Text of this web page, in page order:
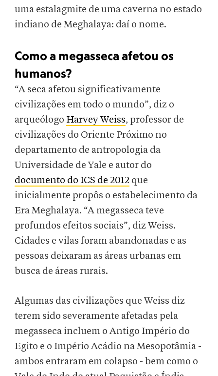
uma estalagmite de uma caverna no estado
indiano de Meghalaya: daí o nome.
Como a megasseca afetou os
humanos?
“A seca afetou significativamente
civilizações em todo o mundo”, diz o
arqueólogo Harvey Weiss, professor de
civilizações do Oriente Próximo no
departamento de antropologia da
Universidade de Yale e autor do
documento do ICS de 2012 que
inicialmente propôs o estabelecimento da
Era Meghalaya. “A megasseca teve
profundos efeitos sociais”, diz Weiss.
Cidades e vilas foram abandonadas e as
pessoas deixaram as áreas urbanas em
busca de áreas rurais.
Algumas das civilizações que Weiss diz
terem sido severamente afetadas pela
megasseca incluem o Antigo Império do
Egito e o Império Acádio na Mesopotâmia -
ambos entraram em colapso - bem como o